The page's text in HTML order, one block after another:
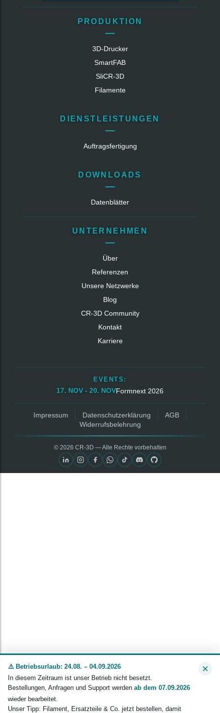
PRODUKTION
3D-Drucker
SmartFAB
SliCR‑3D
Filamente
DIENSTLEISTUNGEN
Auftragsfertigung
DOWNLOADS
Datenblätter
UNTERNEHMEN
Über
Referenzen
Unsere Netzwerke
Blog
CR‑3D Community
Kontakt
Karriere
EVENTS:
17. NOV - 20. NOVFormnext 2026
Impressum Datenschutzerklärung
AGB
Widerrufsbelehrung
© 2026 CR‑3D — Alle Rechte vorbehalten
⚠️ Betriebsurlaub: 24.08. – 04.09.2026
In diesem Zeitraum ist unser Betrieb nicht besetzt.
Bestellungen, Anfragen und Support werden ab dem 07.09.2026
wieder bearbeitet.
Unser Tipp: Filament, Ersatzteile & Co. jetzt bestellen, damit